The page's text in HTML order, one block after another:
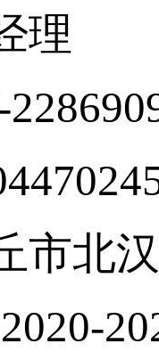
理
北